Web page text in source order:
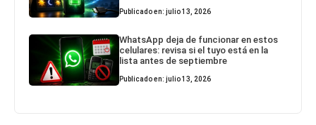
Publicado en: julio 13, 2026
WhatsApp deja de funcionar en estos
celulares: revisa si el tuyo está en la
lista antes de septiembre
Publicado en: julio 13, 2026